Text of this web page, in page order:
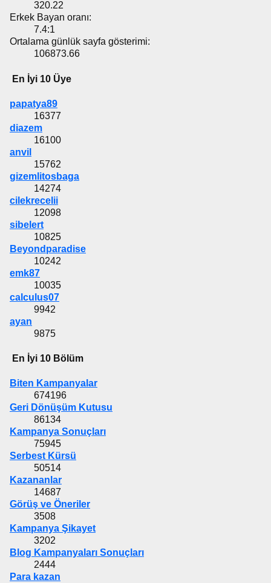
320.22
Erkek Bayan oranı:
7.4:1
Ortalama günlük sayfa gösterimi:
106873.66
En İyi 10 Üye
papatya89
16377
diazem
16100
anvil
15762
gizemlitosbaga
14274
cilekrecelii
12098
sibelert
10825
Beyondparadise
10242
emk87
10035
calculus07
9942
ayan
9875
En İyi 10 Bölüm
Biten Kampanyalar
674196
Geri Dönüşüm Kutusu
86134
Kampanya Sonuçları
75945
Serbest Kürsü
50514
Kazananlar
14687
Görüş ve Öneriler
3508
Kampanya Şikayet
3202
Blog Kampanyaları Sonuçları
2444
Para kazan